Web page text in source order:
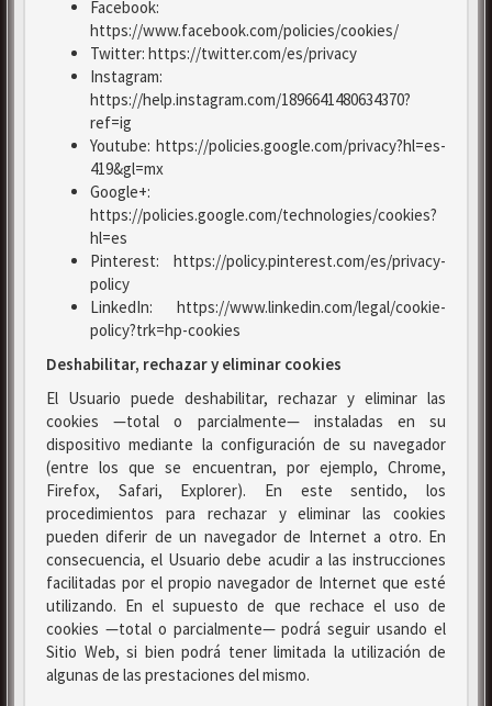
Facebook:
https://www.facebook.com/policies/cookies/
Twitter: https://twitter.com/es/privacy
Instagram:
https://help.instagram.com/1896641480634370?
ref=ig
Youtube: https://policies.google.com/privacy?hl=es-
419&gl=mx
Google+:
https://policies.google.com/technologies/cookies?
hl=es
Pinterest: https://policy.pinterest.com/es/privacy-
policy
LinkedIn: https://www.linkedin.com/legal/cookie-
policy?trk=hp-cookies
Deshabilitar, rechazar y eliminar cookies
El Usuario puede deshabilitar, rechazar y eliminar las
cookies —total o parcialmente— instaladas en su
dispositivo mediante la configuración de su navegador
(entre los que se encuentran, por ejemplo, Chrome,
Firefox, Safari, Explorer). En este sentido, los
procedimientos para rechazar y eliminar las cookies
pueden diferir de un navegador de Internet a otro. En
consecuencia, el Usuario debe acudir a las instrucciones
facilitadas por el propio navegador de Internet que esté
utilizando. En el supuesto de que rechace el uso de
cookies —total o parcialmente— podrá seguir usando el
Sitio Web, si bien podrá tener limitada la utilización de
algunas de las prestaciones del mismo.